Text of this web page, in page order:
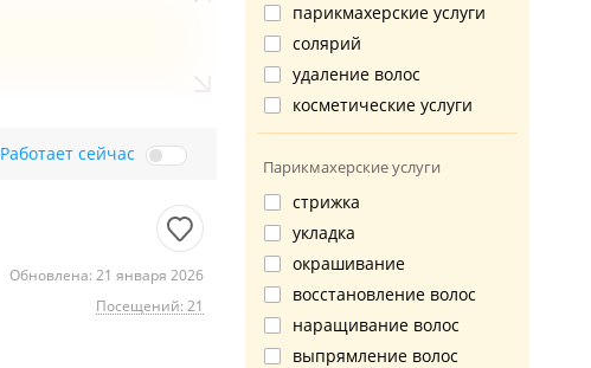
Работает сейчас
Обновлена: 21 января 2026
Посещений: 21
парикмахерские услуги
солярий
удаление волос
косметические услуги
Парикмахерские услуги
стрижка
укладка
окрашивание
восстановление волос
наращивание волос
выпрямление волос